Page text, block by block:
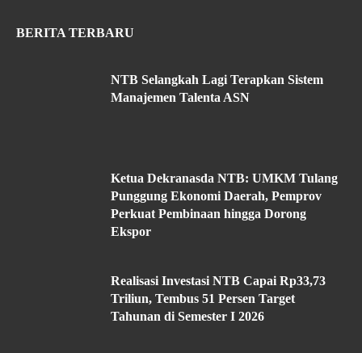
BERITA TERBARU
NTB Selangkah Lagi Terapkan Sistem
Manajemen Talenta ASN
Ketua Dekranasda NTB: UMKM Tulang
Punggung Ekonomi Daerah, Pemprov
Perkuat Pembinaan hingga Dorong
Ekspor
Realisasi Investasi NTB Capai Rp33,73
Triliun, Tembus 51 Persen Target
Tahunan di Semester I 2026